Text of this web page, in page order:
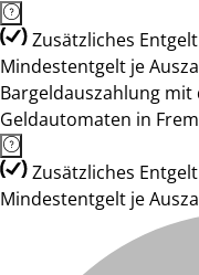
Zusätzliches
Mindestentgelt je
Bargeldauszahlung
Geldautomaten in
Zusätzliches
Mindestentgelt je